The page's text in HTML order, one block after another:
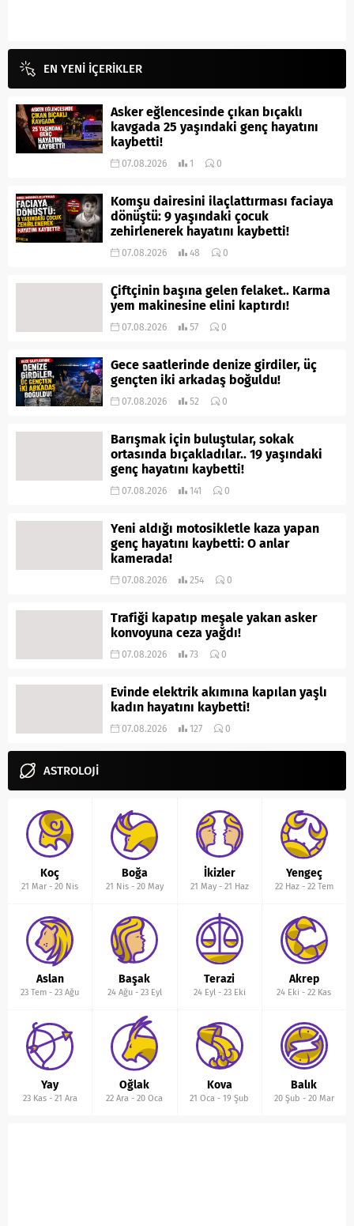
EN YENİ İÇERİKLER
Asker eğlencesinde çıkan bıçaklı
kavgada 25 yaşındaki genç hayatını
kaybetti!
07.08.2026 1 0
Komşu dairesini ilaçlattırması faciaya
dönüştü: 9 yaşındaki çocuk
zehirlenerek hayatını kaybetti!
07.08.2026 48 0
Çiftçinin başına gelen felaket.. Karma
yem makinesine elini kaptırdı!
07.08.2026 57 0
Gece saatlerinde denize girdiler, üç
gençten iki arkadaş boğuldu!
07.08.2026 52 0
Barışmak için buluştular, sokak
ortasında bıçakladılar.. 19 yaşındaki
genç hayatını kaybetti!
07.08.2026 141 0
Yeni aldığı motosikletle kaza yapan
genç hayatını kaybetti: O anlar
kamerada!
07.08.2026 254 0
Trafiği kapatıp meşale yakan asker
konvoyuna ceza yağdı!
07.08.2026 73 0
Evinde elektrik akımına kapılan yaşlı
kadın hayatını kaybetti!
07.08.2026 127 0
ASTROLOJİ
Koç
21 Mar -20 Nis
Boğa
21 Nis- 20 May
İkizler
21 May- 21 Haz
Yengeç
22 Haz- 22 Tem
Aslan
23 Tem -23 Ağu
Başak
24 Ağu- 23 Eyl
Terazi
24 Eyl- 23 Eki
Akrep
24 Eki -22 Kas
Yay
23 Kas- 21 Ara
Oğlak
22 Ara -20 Oca
Kova
21 Oca -19 Şub
Balık
20 Şub - 20 Mar